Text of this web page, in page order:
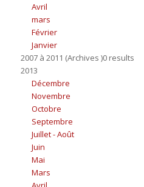
Avril
mars
Février
Janvier
2007 à 2011 (Archives )0 results
2013
Décembre
Novembre
Octobre
Septembre
Juillet - Août
Juin
Mai
Mars